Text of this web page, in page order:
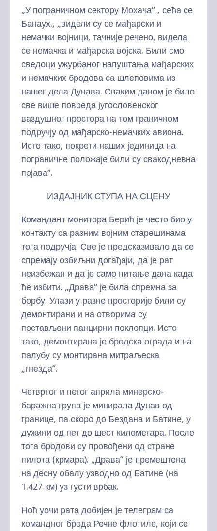
„У пограничном сектору Мохача“ , сећа се
Банаух., „видели су се мађарски и
немачки војници, тачније речено, видела
се немачка и мађарска војска. Били смо
сведоци ужурбаног напуштања мађарских
и немачких бродова са шлеповима из
нашег дела Дунава. Сваким даном је било
све више повреда југословенског
ваздушног простора на том граничном
подручју од мађарско-немачких авиона.
Исто тако, покрети наших јединица на
пограничне положаје били су свакодневна
појава”.
ИЗДАЈНИК СТУПА НА СЦЕНУ
Командант монитора Берић је често био у
контакту са разним војним старешинама
тога подручја. Све је предсказивало да се
спремају озбиљни догађаји, да је рат
неизбежан и да је само питање дана када
ће избити. „Драва“ је била спремна за
борбу. Улази у разне просторије били су
демонтирани и на отворима су
постављени панцирни поклопци. Исто
тако, демонтирана је бродска ограда и на
палубу су монтирана митраљеска
„гнезда“.
Четвртог и петог априла минерско-
баражна група је минирала Дунав од
границе, па скоро до Бездана и Батине, у
дужини од пет до шест километара. После
тога бродови су провођени од стране
пилота (крмара). „Драва“ је премештена
на десну обалу узводно од Батине (на
1.427 км) уз густи врбак.
Ноћ уочи рата добијен је телеграм са
командног брода Речне флотиле, који се